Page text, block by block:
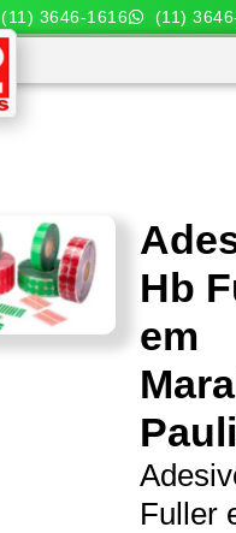
(11) 3646-1616 (11)
Hb
em
Fuller